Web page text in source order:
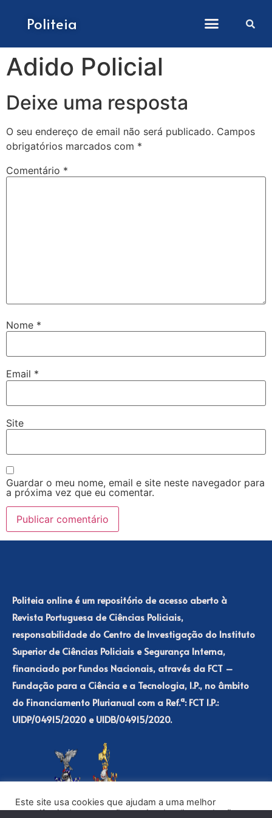
Politeia
Adido Policial
Deixe uma resposta
O seu endereço de email não será publicado. Campos
obrigatórios marcados com *
Comentário *
Nome *
Email *
Site
Guardar o meu nome, email e site neste navegador para
a próxima vez que eu comentar.
Politeia online é um repositório de acesso aberto à
Revista Portuguesa de Ciências Policiais,
responsabilidade do Centro de Investigação do Instituto
Superior de Ciências Policiais e Segurança Interna,
financiado por Fundos Nacionais, através da FCT –
Fundação para a Ciência e a Tecnologia, I.P., no âmbito
do Financiamento Plurianual com a Ref.ª: FCT I.P.:
UIDP/04915/2020 e UIDB/04915/2020.
Este site usa cookies que ajudam a uma melhor
experiência de navegação no site. Ao clicar no botão